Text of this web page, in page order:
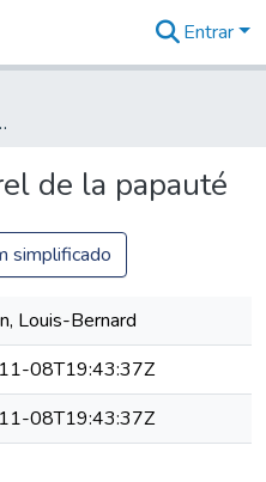
Entrar
papauté
de la papauté
simplificado
Louis-Bernard
08T19:43:37Z
08T19:43:37Z